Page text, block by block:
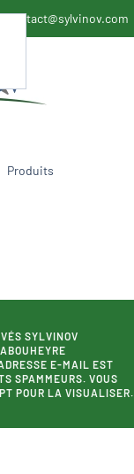
contact@sylvinov.com
Produits
SYLVINOV
E-MAIL EST
SPAMMEURS. VOUS
POUR LA VISUALISER.